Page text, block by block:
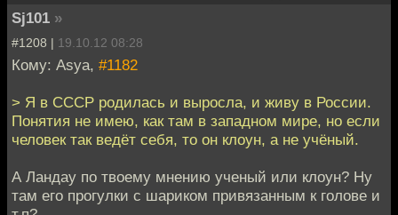
Sj101 »
#1208 | 19.10.12 08:28
Кому: Asya, #1182
> Я в СССР родилась и выросла, и живу в России.
Понятия не имею, как там в западном мире, но если
человек так ведёт себя, то он клоун, а не учёный.
А Ландау по твоему мнению ученый или клоун? Ну
там его прогулки с шариком привязанным к голове и